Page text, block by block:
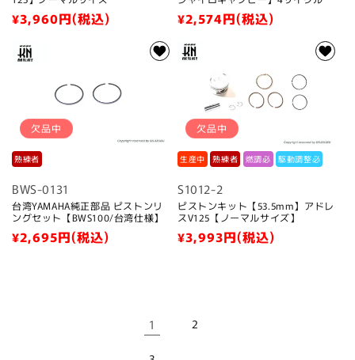
通
価
¥3,960円(税込)
通
価
¥2,574円(税込)
欠品中
熟練者
BWS-0131
台湾YAMAHA純正部品 ピストンリ
ングセット【BWS100/台湾仕様】
通
¥2,695円(税込)
欠品中
生産中 熟練者 燃調必 駆動調整必
S1012-2
ピストンキット【53.5mm】アドレ
スV125【ノーマルサイズ】
通
¥3,993円(税込)
1 2